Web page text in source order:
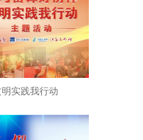
实践我行动